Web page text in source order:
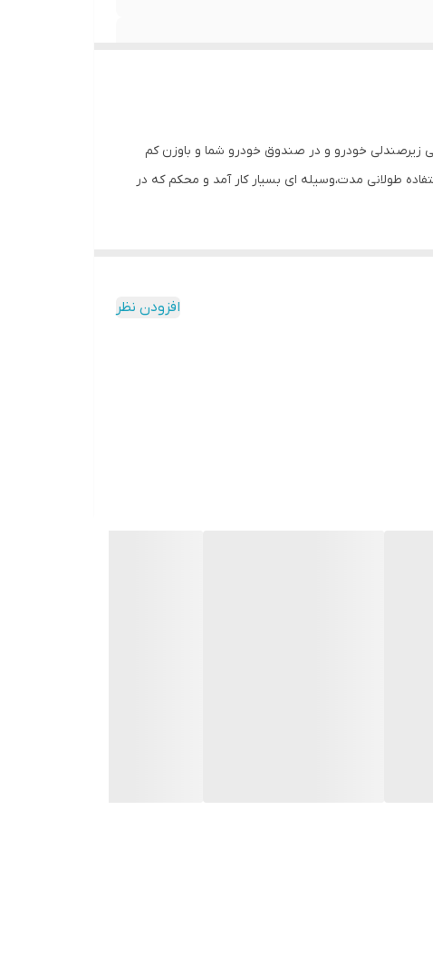
فضا حتی زیرصندلی خودرو و در صندوق خودرو شما و باوزن کم
طولانی مدت،وسیله ای بسیار کار آمد و محکم که در
افزودن نظر